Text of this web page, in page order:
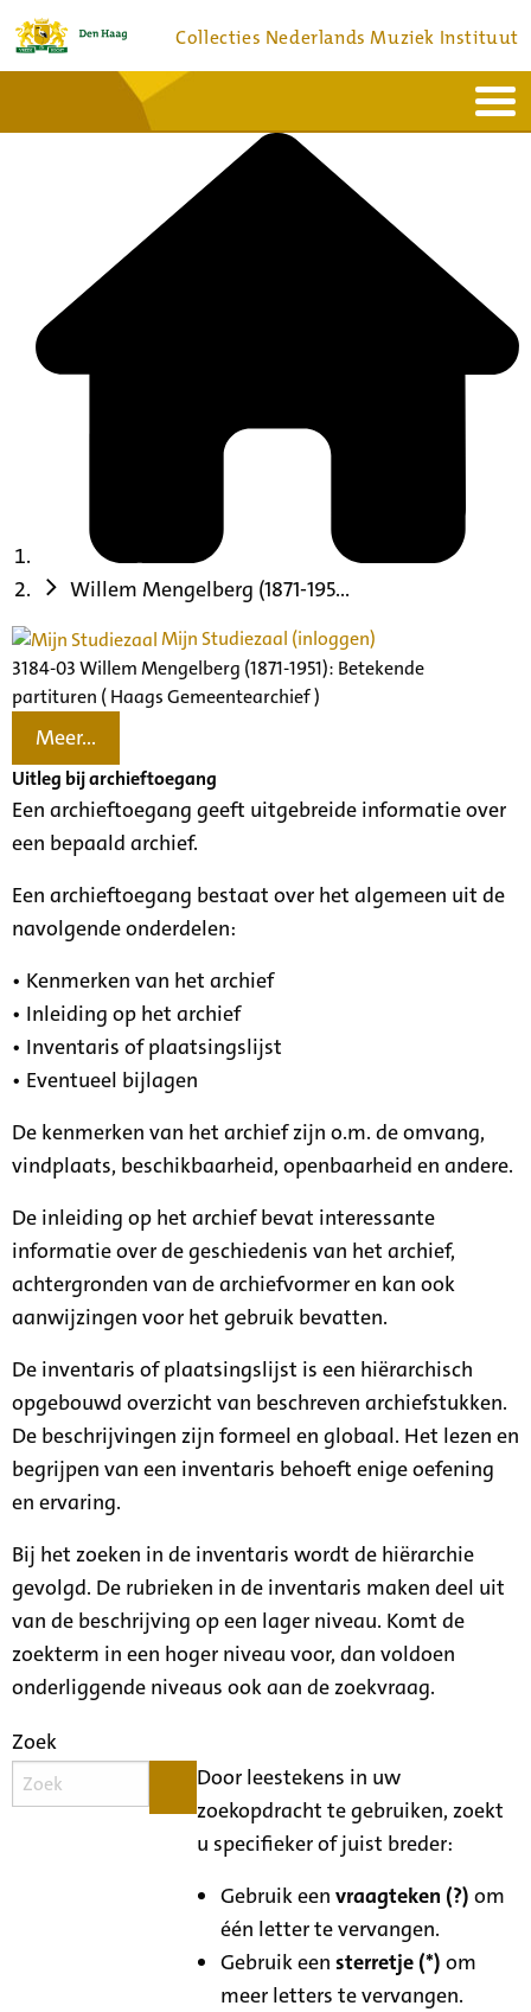
Collecties Nederlands Muziek Instituut
Bronnen en collecties
Willem Mengelberg (1871-195...
Mijn Studiezaal (inloggen)
3184-03 Willem Mengelberg (1871-1951): Betekende
partituren ( Haags Gemeentearchief )
Meer...
Uitleg bij archieftoegang
Een archieftoegang geeft uitgebreide informatie over
een bepaald archief.
Een archieftoegang bestaat over het algemeen uit de
navolgende onderdelen:
• Kenmerken van het archief
• Inleiding op het archief
• Inventaris of plaatsingslijst
• Eventueel bijlagen
De kenmerken van het archief zijn o.m. de omvang,
vindplaats, beschikbaarheid, openbaarheid en andere.
De inleiding op het archief bevat interessante
informatie over de geschiedenis van het archief,
achtergronden van de archiefvormer en kan ook
aanwijzingen voor het gebruik bevatten.
De inventaris of plaatsingslijst is een hiërarchisch
opgebouwd overzicht van beschreven archiefstukken.
De beschrijvingen zijn formeel en globaal. Het lezen en
begrijpen van een inventaris behoeft enige oefening
en ervaring.
Bij het zoeken in de inventaris wordt de hiërarchie
gevolgd. De rubrieken in de inventaris maken deel uit
van de beschrijving op een lager niveau. Komt de
zoekterm in een hoger niveau voor, dan voldoen
onderliggende niveaus ook aan de zoekvraag.
Zoek
Door leestekens in uw
zoekopdracht te gebruiken, zoekt
u specifieker of juist breder:
Gebruik eenvraagteken (?) om
één letter te vervangen.
Gebruik eensterretje (*) om
meer letters te vervangen.